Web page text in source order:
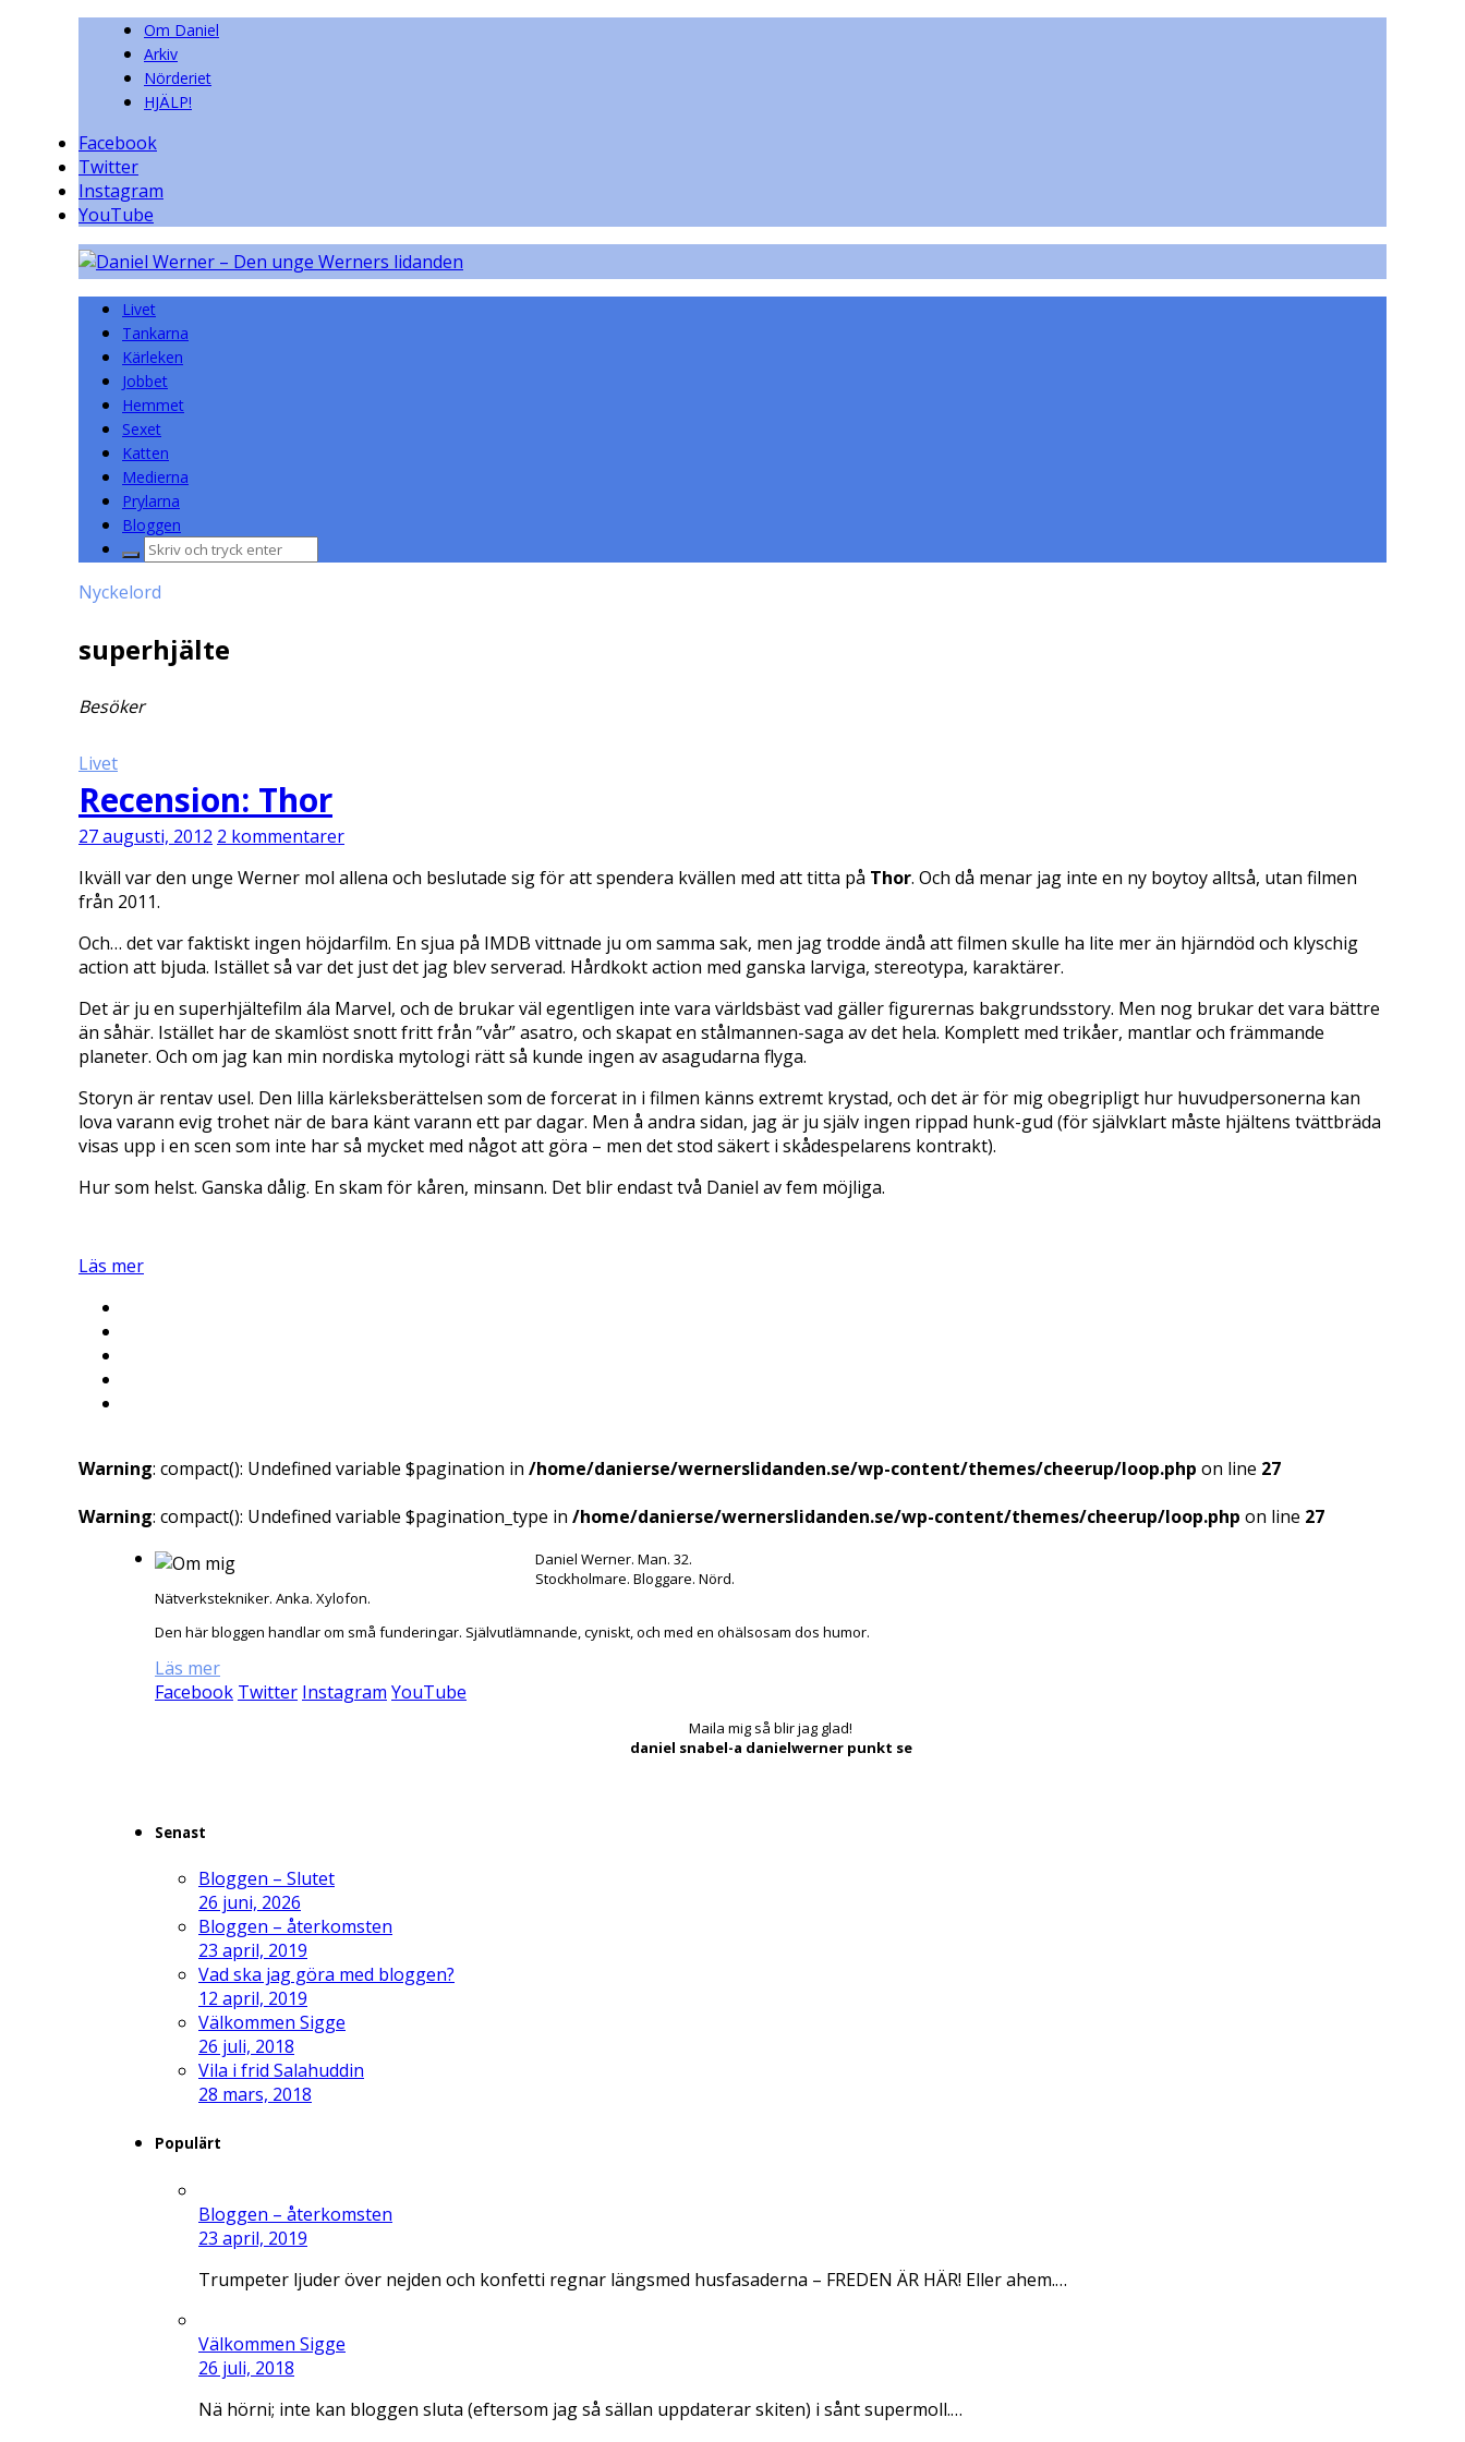
Om Daniel
Arkiv
Nörderiet
HJÄLP!
Facebook
Twitter
Instagram
YouTube
Livet
Tankarna
Kärleken
Jobbet
Hemmet
Sexet
Katten
Medierna
Prylarna
Bloggen
Sök
Nyckelord
superhjälte
Besöker
Livet
Recension: Thor
27 augusti, 2012 2 kommentarer
Ikväll var den unge Werner mol allena och beslutade sig för att spendera kvällen med att titta på Thor. Och då menar jag inte en ny boytoy alltså, utan filmen
från 2011.
Och… det var faktiskt ingen höjdarfilm. En sjua på IMDB vittnade ju om samma sak, men jag trodde ändå att filmen skulle ha lite mer än hjärndöd och klyschig
action att bjuda. Istället så var det just det jag blev serverad. Hårdkokt action med ganska larviga, stereotypa, karaktärer.
Det är ju en superhjältefilm ála Marvel, och de brukar väl egentligen inte vara världsbäst vad gäller figurernas bakgrundsstory. Men nog brukar det vara bättre
än såhär. Istället har de skamlöst snott fritt från ”vår” asatro, och skapat en stålmannen-saga av det hela. Komplett med trikåer, mantlar och främmande
planeter. Och om jag kan min nordiska mytologi rätt så kunde ingen av asagudarna flyga.
Storyn är rentav usel. Den lilla kärleksberättelsen som de forcerat in i filmen känns extremt krystad, och det är för mig obegripligt hur huvudpersonerna kan
lova varann evig trohet när de bara känt varann ett par dagar. Men å andra sidan, jag är ju själv ingen rippad hunk-gud (för självklart måste hjältens tvättbräda
visas upp i en scen som inte har så mycket med något att göra – men det stod säkert i skådespelarens kontrakt).
Hur som helst. Ganska dålig. En skam för kåren, minsann. Det blir endast två Daniel av fem möjliga.
Läs mer
Warning: compact(): Undefined variable $pagination in /home/danierse/wernerslidanden.se/wp-content/themes/cheerup/loop.php on line 27
Warning: compact(): Undefined variable $pagination_type in /home/danierse/wernerslidanden.se/wp-content/themes/cheerup/loop.php on line 27
Daniel Werner. Man. 32.
Stockholmare. Bloggare. Nörd.
Nätverkstekniker. Anka. Xylofon.
Den här bloggen handlar om små funderingar. Självutlämnande, cyniskt, och med en ohälsosam dos humor.
Läs mer
Facebook Twitter Instagram YouTube
Maila mig så blir jag glad!
daniel snabel-a danielwerner punkt se
Senast
Bloggen – Slutet
26 juni, 2026
Bloggen – återkomsten
23 april, 2019
Vad ska jag göra med bloggen?
12 april, 2019
Välkommen Sigge
26 juli, 2018
Vila i frid Salahuddin
28 mars, 2018
Populärt
Bloggen – återkomsten
23 april, 2019
Trumpeter ljuder över nejden och konfetti regnar längsmed husfasaderna – FREDEN ÄR HÄR! Eller ahem.…
Välkommen Sigge
26 juli, 2018
Nä hörni; inte kan bloggen sluta (eftersom jag så sällan uppdaterar skiten) i sånt supermoll.…